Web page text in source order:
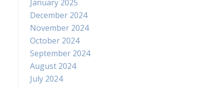
January 2025
December 2024
November 2024
October 2024
September 2024
August 2024
July 2024